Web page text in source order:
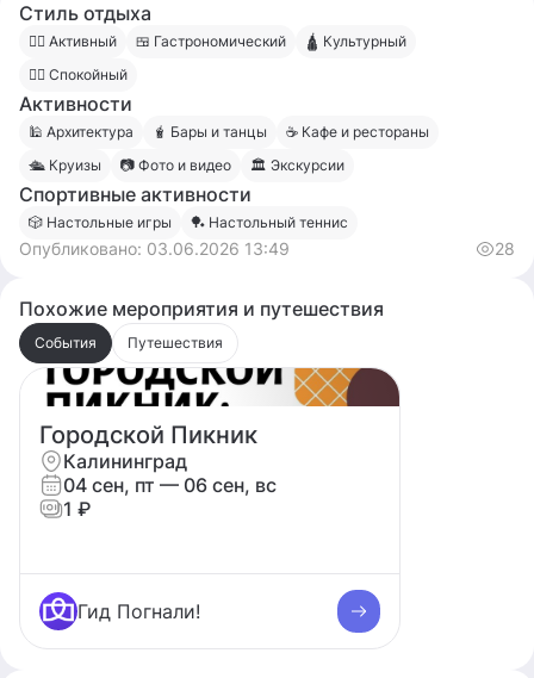
(подешевле) + в СПб можно еще на 2-3 дня задержаться,
сходить в музеи.
Планирую путешествие с дочкой 17 лет, но хотелось бы
еще женскую компанию для общения и досуга. В идеале -
мама и дочка примерно нашего возраста, из Москвы или
СПб.
Стиль отдыха
🧍‍♀️ Активный 🍱 Гастрономический
🛕 Культурный
🧍‍♂️ Спокойный
Активности
🕌 Архитектура 🧋 Бары и танцы
☕️ Кафе и рестораны
🛳 Круизы
📷 Фото и видео 🏛 Экскурсии
Спортивные активности
🎲 Настольные игры 🏓 Настольный теннис
Опубликовано: 03.06.2026 13:49 28
Похожие мероприятия и путешествия
События Путешествия
Городской Пикник
Калининград
04 сен, пт — 06 сен, вс
1 ₽
Гид Погнали!